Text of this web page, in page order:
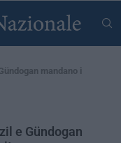
mandano i
e Gündogan